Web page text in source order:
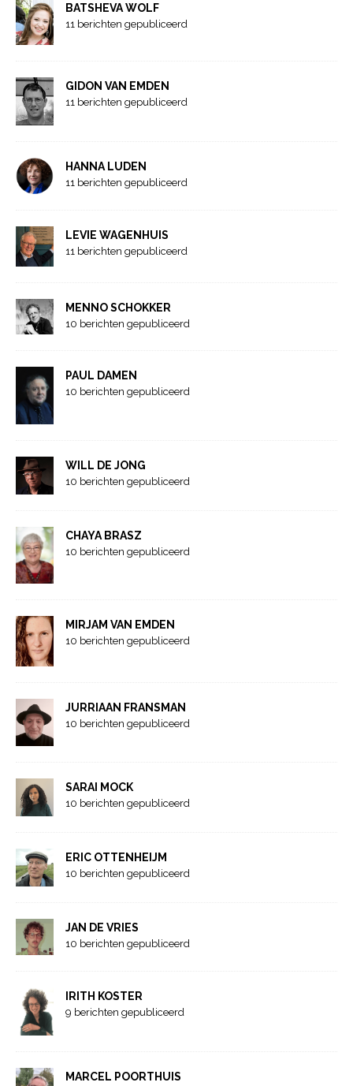
BATSHEVA WOLF
11 berichten gepubliceerd
GIDON VAN EMDEN
11 berichten gepubliceerd
HANNA LUDEN
11 berichten gepubliceerd
LEVIE WAGENHUIS
11 berichten gepubliceerd
MENNO SCHOKKER
10 berichten gepubliceerd
PAUL DAMEN
10 berichten gepubliceerd
WILL DE JONG
10 berichten gepubliceerd
CHAYA BRASZ
10 berichten gepubliceerd
MIRJAM VAN EMDEN
10 berichten gepubliceerd
JURRIAAN FRANSMAN
10 berichten gepubliceerd
SARAI MOCK
10 berichten gepubliceerd
ERIC OTTENHEIJM
10 berichten gepubliceerd
JAN DE VRIES
10 berichten gepubliceerd
IRITH KOSTER
9 berichten gepubliceerd
MARCEL POORTHUIS